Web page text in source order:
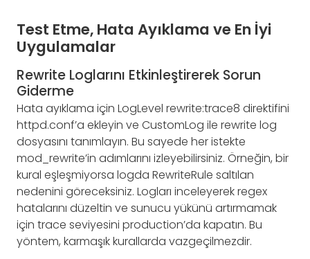
Test Etme, Hata Ayıklama ve En İyi
Uygulamalar
Rewrite Loglarını Etkinleştirerek Sorun
Giderme
Hata ayıklama için LogLevel rewrite:trace8 direktifini
httpd.conf’a ekleyin ve CustomLog ile rewrite log
dosyasını tanımlayın. Bu sayede her istekte
mod_rewrite’in adımlarını izleyebilirsiniz. Örneğin, bir
kural eşleşmiyorsa logda RewriteRule saltılan
nedenini göreceksiniz. Logları inceleyerek regex
hatalarını düzeltin ve sunucu yükünü artırmamak
için trace seviyesini production’da kapatın. Bu
yöntem, karmaşık kurallarda vazgeçilmezdir.